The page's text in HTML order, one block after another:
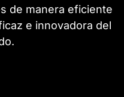
de manera eficiente
e innovadora del